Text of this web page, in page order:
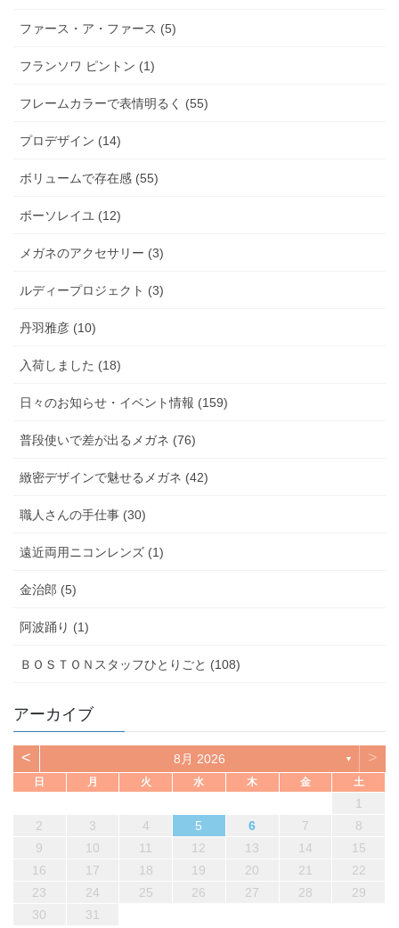
ファース・ア・ファース (5)
フランソワ ピントン (1)
フレームカラーで表情明るく (55)
プロデザイン (14)
ボリュームで存在感 (55)
ボーソレイユ (12)
メガネのアクセサリー (3)
ルディープロジェクト (3)
丹羽雅彦 (10)
入荷しました (18)
日々のお知らせ・イベント情報 (159)
普段使いで差が出るメガネ (76)
緻密デザインで魅せるメガネ (42)
職人さんの手仕事 (30)
遠近両用ニコンレンズ (1)
金治郎 (5)
阿波踊り (1)
ＢＯＳＴＯＮスタッフひとりごと (108)
アーカイブ
< 8月 2026 ▼ >
日 月 火 水 木 金 土
1
2
3 4 5 6 7
8
9
10 11 12 13 14
15
16
17 18 19 20 21
22
23
24 25 26 27 28
29
30
31